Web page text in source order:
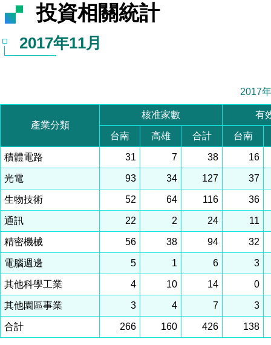
投資相關統計
2017年11月
2017
產業分類
核准家數 有
台南 高雄 合計 台南
積體電路 31 7 38 16
光電 93 34 127 37
生物技術 52 64 116 36
通訊 22 2 24 11
精密機械 56 38 94 32
電腦週邊 5 1 6 3
其他科學工業 4 10 14 0
其他園區事業 3 4 7 3
合計 266 160 426 138